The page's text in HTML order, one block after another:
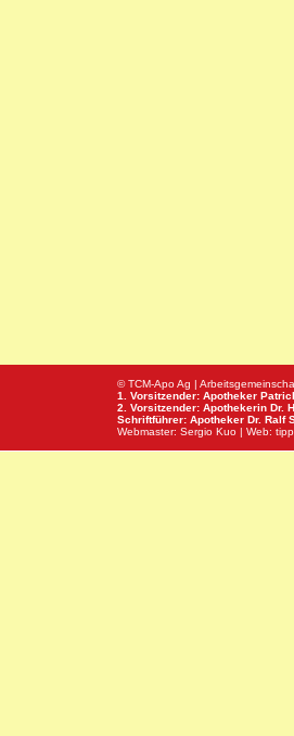
© TCM-Apo Ag |
1. Vorsitzender: Apotheker
2. Vorsitzender: Apothekerin Dr.
Schriftführer: Apotheker Dr. Ralf
Webmaster: Sergio Kuo | Web: